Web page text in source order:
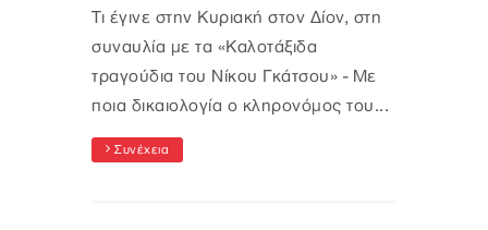
Τι έγινε στην Κυριακή στον Δίον, στη
συναυλία με τα «Καλοτάξιδα
τραγούδια του Νίκου Γκάτσου» - Με
ποια δικαιολογία ο κληρονόμος του...
Συνέχεια